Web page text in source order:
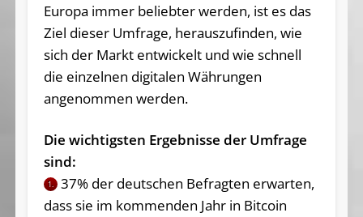
Europa immer beliebter werden, ist es das
Ziel dieser Umfrage, herauszufinden, wie
sich der Markt entwickelt und wie schnell
die einzelnen digitalen Währungen
angenommen werden.
Die wichtigsten Ergebnisse der Umfrage
sind:
1.
37% der deutschen Befragten erwarten,
dass sie im kommenden Jahr in Bitcoin